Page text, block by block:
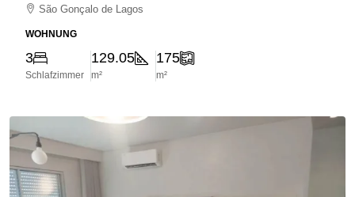
São Gonçalo de Lagos
WOHNUNG
3
Schlafzimmer
129.05
m²
175
m²